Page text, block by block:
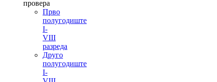
провера
Прво
полугодиште
I-
VIII
разреда
Друго
полугодиште
I-